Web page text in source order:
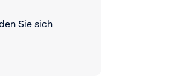
Sie sich